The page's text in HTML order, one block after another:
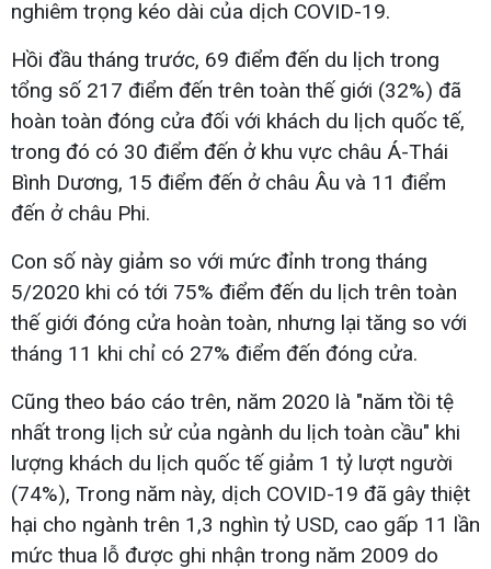
nghiêm trọng kéo dài của dịch COVID-19.
Hồi đầu tháng trước, 69 điểm đến du lịch trong
tổng số 217 điểm đến trên toàn thế giới (32%) đã
hoàn toàn đóng cửa đối với khách du lịch quốc tế,
trong đó có 30 điểm đến ở khu vực châu Á-Thái
Bình Dương, 15 điểm đến ở châu Âu và 11 điểm
đến ở châu Phi.
Con số này giảm so với mức đỉnh trong tháng
5/2020 khi có tới 75% điểm đến du lịch trên toàn
thế giới đóng cửa hoàn toàn, nhưng lại tăng so với
tháng 11 khi chỉ có 27% điểm đến đóng cửa.
Cũng theo báo cáo trên, năm 2020 là "năm tồi tệ
nhất trong lịch sử của ngành du lịch toàn cầu" khi
lượng khách du lịch quốc tế giảm 1 tỷ lượt người
(74%), Trong năm này, dịch COVID-19 đã gây thiệt
hại cho ngành trên 1,3 nghìn tỷ USD, cao gấp 11 lần
mức thua lỗ được ghi nhận trong năm 2009 do